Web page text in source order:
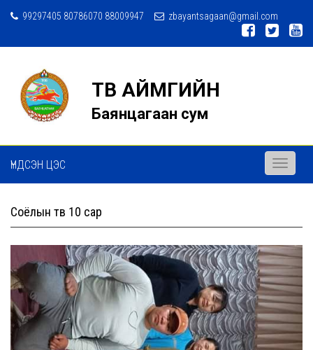
99297405 80786070 88009947 zbayantsagaan@gmail.com
ТӨВ АЙМГИЙН
Баянцагаан сум
ҮНДСЭН ЦЭС
Toggle
Соёлын төв 10 сар